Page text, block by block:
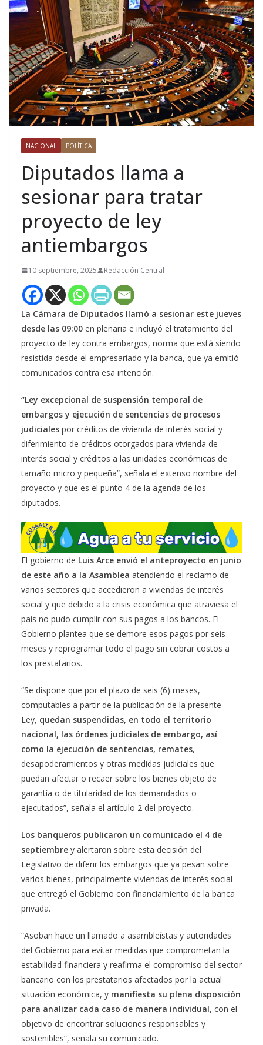
NACIONAL POLÍTICA
Diputados llama a
sesionar para tratar
proyecto de ley
antiembargos
10 septiembre, 2025 Redacción Central
La Cámara de Diputados llamó a sesionar este jueves
desde las 09:00 en plenaria e incluyó el tratamiento del
proyecto de ley contra embargos, norma que está siendo
resistida desde el empresariado y la banca, que ya emitió
comunicados contra esa intención.
“Ley excepcional de suspensión temporal de
embargos y ejecución de sentencias de procesos
judiciales por créditos de vivienda de interés social y
diferimiento de créditos otorgados para vivienda de
interés social y créditos a las unidades económicas de
tamaño micro y pequeña”, señala el extenso nombre del
proyecto y que es el punto 4 de la agenda de los
diputados.
El gobierno de Luis Arce envió el anteproyecto en junio
de este año a la Asamblea atendiendo el reclamo de
varios sectores que accedieron a viviendas de interés
social y que debido a la crisis económica que atraviesa el
país no pudo cumplir con sus pagos a los bancos. El
Gobierno plantea que se demore esos pagos por seis
meses y reprogramar todo el pago sin cobrar costos a
los prestatarios.
“Se dispone que por el plazo de seis (6) meses,
computables a partir de la publicación de la presente
Ley, quedan suspendidas, en todo el territorio
nacional, las órdenes judiciales de embargo, así
como la ejecución de sentencias, remates,
desapoderamientos y otras medidas judiciales que
puedan afectar o recaer sobre los bienes objeto de
garantía o de titularidad de los demandados o
ejecutados”, señala el artículo 2 del proyecto.
Los banqueros publicaron un comunicado el 4 de
septiembre y alertaron sobre esta decisión del
Legislativo de diferir los embargos que ya pesan sobre
varios bienes, principalmente viviendas de interés social
que entregó el Gobierno con financiamiento de la banca
privada.
“Asoban hace un llamado a asambleístas y autoridades
del Gobierno para evitar medidas que comprometan la
estabilidad financiera y reafirma el compromiso del sector
bancario con los prestatarios afectados por la actual
situación económica, y manifiesta su plena disposición
para analizar cada caso de manera individual, con el
objetivo de encontrar soluciones responsables y
sostenibles”, señala su comunicado.